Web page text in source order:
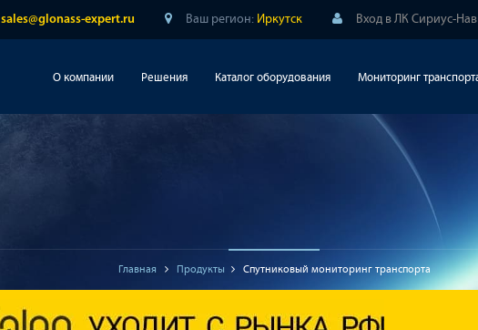
sales@glonass-expert.ru Ваш регион: Иркутск Вход в ЛК Сириус-
О компании Решения Каталог оборудования Мониторинг
Главная Продукты Спутниковый мониторинг транспорта